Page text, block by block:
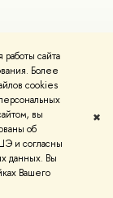
сайта
Более
cookies
вы
об
и согласны
данных. Вы
Вашего
✖
в НИУ ВШЭ